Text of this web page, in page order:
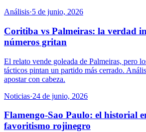
Análisis·5 de junio, 2026
Coritiba vs Palmeiras: la verdad
números gritan
El relato vende goleada de Palmeiras, pero
tácticos pintan un partido más cerrado.
apostar con cabeza.
Noticias·24 de junio, 2026
Flamengo-Sao Paulo: el historial
favoritismo rojinegro